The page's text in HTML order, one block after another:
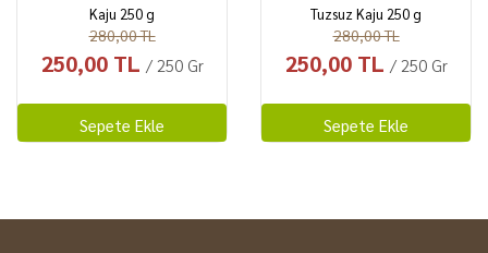
Kaju 250 g
280,00 TL
250,00 TL / 250 Gr
Sepete Ekle
Tuzsuz Kaju 250 g
280,00 TL
250,00 TL / 250 Gr
Sepete Ekle